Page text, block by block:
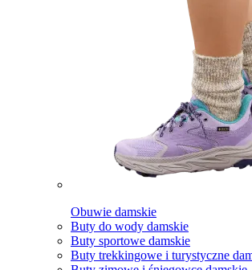
Obuwie damskie
Buty do wody damskie
Buty sportowe damskie
Buty trekkingowe i turystyczne